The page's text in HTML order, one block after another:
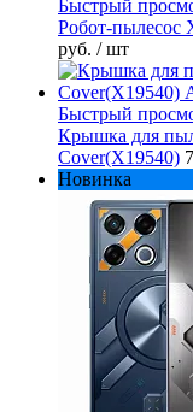
Быстрый
Робот-пылесос
руб. / шт
Быстрый
Крышка для
Cover(X19540)
Новинка